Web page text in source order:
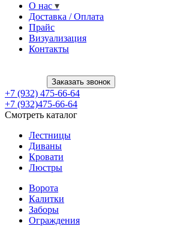
О нас
Доставка / Оплата
Прайс
Визуализация
Контакты
Заказать звонок
+7 (932) 475-66-64
+7 (932)475-66-64
Смотреть каталог
Лестницы
Диваны
Кровати
Люстры
Ворота
Калитки
Заборы
Ограждения